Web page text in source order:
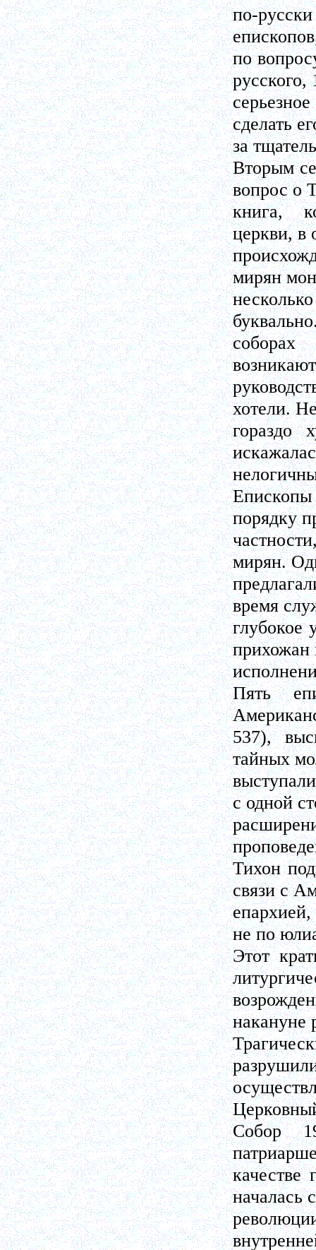
по-
по
русского,
сделать
за
Вторым
вопрос о
книга,
церкви, в
мирян
хотели.
гораздо
порядку
мирян.
время
глубокое
прихожан
Пять
537),
тайных
с одной
Тихон
связи с
не по
Этот
накануне
Собор
качестве
началась